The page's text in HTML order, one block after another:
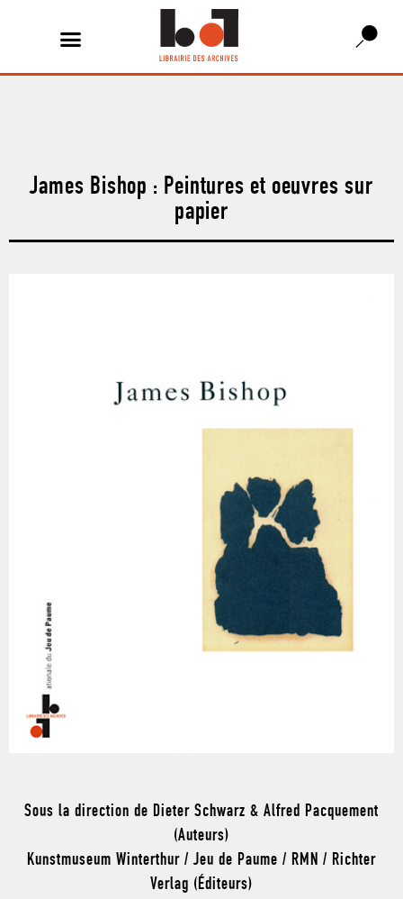
James Bishop : Peintures et oeuvres sur
papier
Sous la direction de Dieter Schwarz & Alfred Pacquement
(Auteurs)
Kunstmuseum Winterthur / Jeu de Paume / RMN / Richter
Verlag (Éditeurs)